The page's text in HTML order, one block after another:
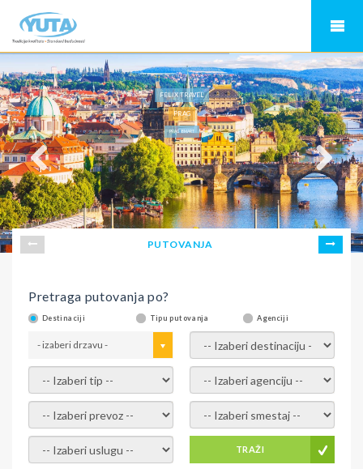
FELIX TRAVEL
PRAG
PRAG 8 MART
PUTOVANJA
Pretraga putovanja po?
Destinaciji Tipu putovanja Agenciji
- izaberi drzavu - - izaberi destinaciju -
- izaberi tip - - izaberi agenciju -
- izaberi prevoz - - Izaberite smestaj -
- Izaberite uslugu - TRAŽI